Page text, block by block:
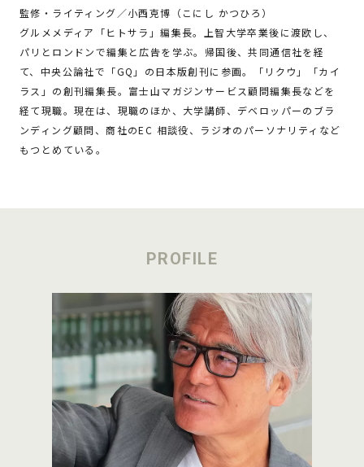
監修・ライティング／小西克博（こにし かつひろ）
グルメメディア「ヒトサラ」編集長。上智大学卒業後に渡欧し、
パリとロンドンで編集と広告を学ぶ。帰国後、共同通信社を経
て、中央公論社で「GQ」の日本版創刊に参画。「リクウ」「カイ
ラス」の創刊編集長。富士山マガジンサービス顧問編集長などを
経て現職。現在は、現職のほか、大学講師、デベロッパーのブラ
ンディング顧問、商社のEC 相談役、ラジオのパーソナリティなど
もつとめている。
PROFILE